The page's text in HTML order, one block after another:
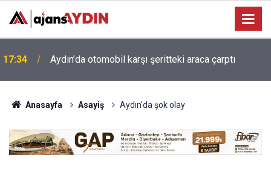
17:34 Aydın’da otomobil karşı şeritteki araca çarptı
Anasayfa Asayiş Aydın'da şok olay